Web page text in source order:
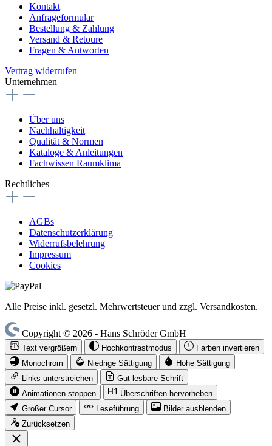
Kontakt
Anfrageformular
Bestellung & Zahlung
Versand & Retoure
Fragen & Antworten
Vertrag widerrufen
Unternehmen
Über uns
Nachhaltigkeit
Qualität & Normen
Kataloge & Anleitungen
Fachwissen Raumklima
Rechtliches
AGBs
Datenschutzerklärung
Widerrufsbelehrung
Impressum
Cookies
Alle Preise inkl. gesetzl. Mehrwertsteuer und zzgl. Versandkosten.
Copyright © 2026 - Hans Schröder GmbH
Text vergrößern Hochkontrastmodus
Farben invertieren
Monochrom
Niedrige Sättigung
Hohe Sättigung
Links unterstreichen
Gut lesbare Schrift
Animationen stoppen
Überschriften hervorheben
Großer Cursor
Leseführung
Bilder ausblenden
Zurücksetzen